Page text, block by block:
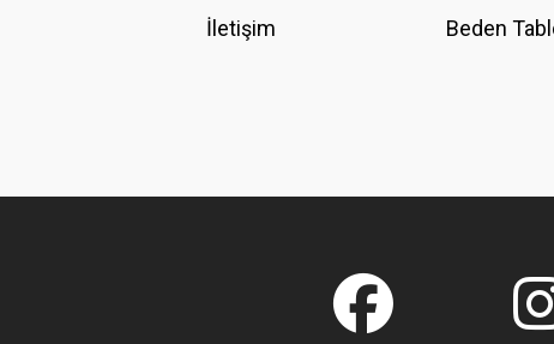
İletişim
Beden